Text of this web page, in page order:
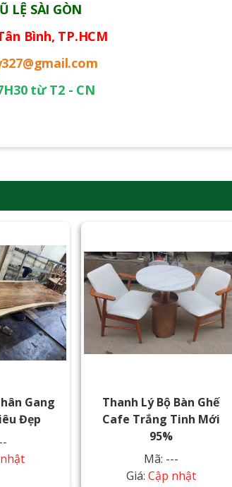
LỆ SÀI GÒN
Bình, TP.HCM
từ T2 - CN
Gang
Đẹp
Thanh Lý Bộ Bàn Ghế
Cafe Trắng Tinh Mới
95%
Mã: ---
Giá: Cập nhật